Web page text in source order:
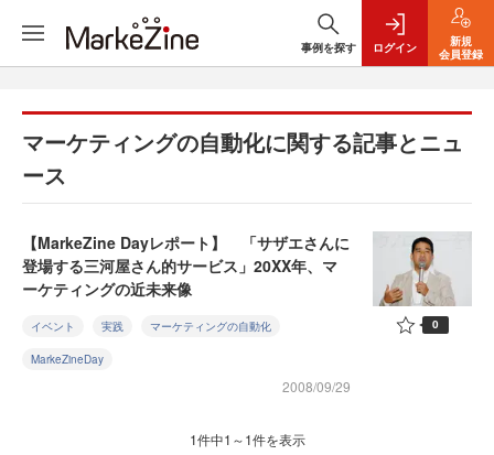
事例を探す ログイン
新規
会員登録
マーケティングの自動化に関する記事とニュ
ース
【MarkeZine Dayレポート】 「サザエさんに
登場する三河屋さん的サービス」20XX年、マ
ーケティングの近未来像
イベント 実践 マーケティングの自動化
MarkeZineDay
2008/09/29
0
1件中1～1件を表示